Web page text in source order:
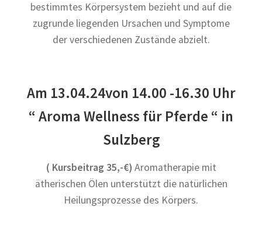
bestimmtes Körpersystem bezieht und auf die
zugrunde liegenden Ursachen und Symptome
der verschiedenen Zustände abzielt.
Am 13.04.24von 14.00 -16.30 Uhr
“ Aroma Wellness für Pferde “ in
Sulzberg
( Kursbeitrag 35,-€) Aromatherapie mit
ätherischen Ölen unterstützt die natürlichen
Heilungsprozesse des Körpers.